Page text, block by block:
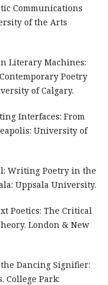
Communications
of the Arts
Literary Machines:
Poetry
of Calgary.
Interfaces: From
University of
Writing Poetry in the
Uppsala University.
Poetics: The Critical
London & New
the Dancing Signifier:
College Park: